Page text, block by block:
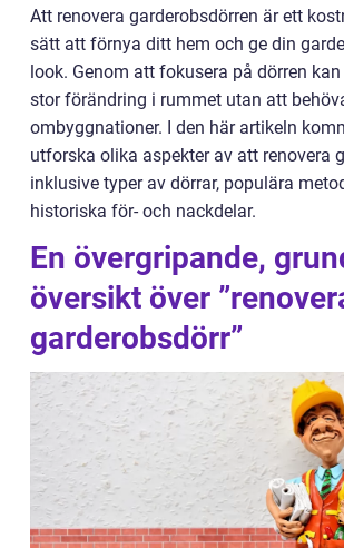
Att renovera garderobsdörren är ett
sätt att förnya ditt hem och ge din
look. Genom att fokusera på dörren
stor förändring i rummet utan att
ombyggnationer. I den här artikeln
utforska olika aspekter av att renovera
inklusive typer av dörrar, populära
historiska för- och nackdelar.
En övergripande,
översikt över
garderobsdörr”